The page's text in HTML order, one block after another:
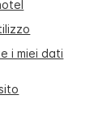
i miei dati